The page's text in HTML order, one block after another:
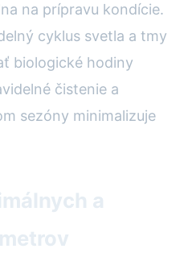
na prípravu kondície.
cyklus svetla a tmy
biologické hodiny
čistenie a
sezóny minimalizuje
a